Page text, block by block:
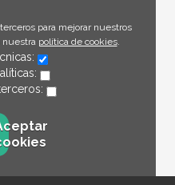
para mejorar nuestros
nuestra política de cookies.